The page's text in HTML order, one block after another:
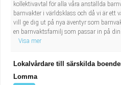
kollektivavtal för alla våra anställda
barnvakter i världsklass och då vi är ett
vill ge dig ut på nya äventyr som
en barnvaktsfamilj som passar in på
Visa mer
Lokalvårdare till särskilda
Lomma